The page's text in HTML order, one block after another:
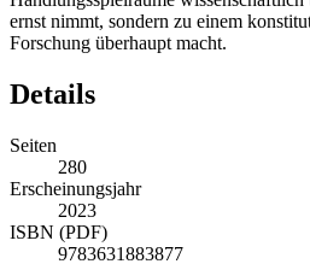
ernst nimmt, sondern zu einem
Forschung überhaupt macht.
Details
Seiten
280
Erscheinungsjahr
2023
ISBN (PDF)
9783631883877